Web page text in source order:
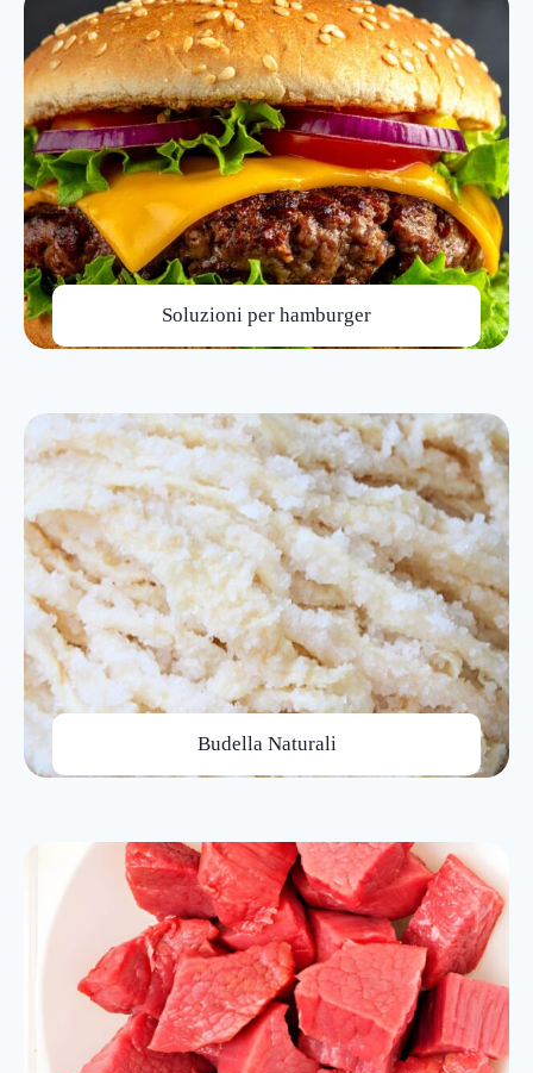
Soluzioni per hamburger
Budella Naturali